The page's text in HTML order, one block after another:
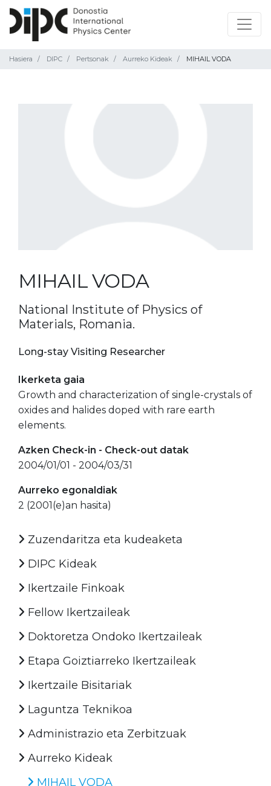
Hasiera DIPC Pertsonak Aurreko Kideak MIHAIL VODA
MIHAIL VODA
National Institute of Physics of
Materials, Romania.
Long-stay Visiting Researcher
Ikerketa gaia
Growth and characterization of single-crystals of
oxides and halides doped with rare earth
elements.
Azken Check-in - Check-out datak
2004/01/01 - 2004/03/31
Aurreko egonaldiak
2 (2001(e)an hasita)
Zuzendaritza eta kudeaketa
DIPC Kideak
Ikertzaile Finkoak
Fellow Ikertzaileak
Doktoretza Ondoko Ikertzaileak
Etapa Goiztiarreko Ikertzaileak
Ikertzaile Bisitariak
Laguntza Teknikoa
Administrazio eta Zerbitzuak
Aurreko Kideak
MIHAIL VODA